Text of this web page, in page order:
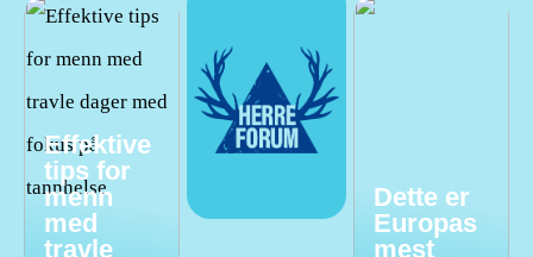
Effektive
tips for
menn
med
travle
Dette er
Europas
mest